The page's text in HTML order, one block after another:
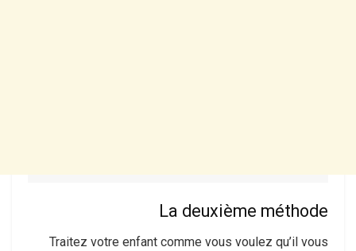
La deuxième méthode
Traitez votre enfant comme vous voulez qu’il vous